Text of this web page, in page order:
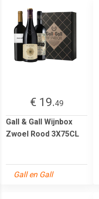
€ 19.49
Gall & Gall Wijnbox
Zwoel Rood 3X75CL
Gall en Gall